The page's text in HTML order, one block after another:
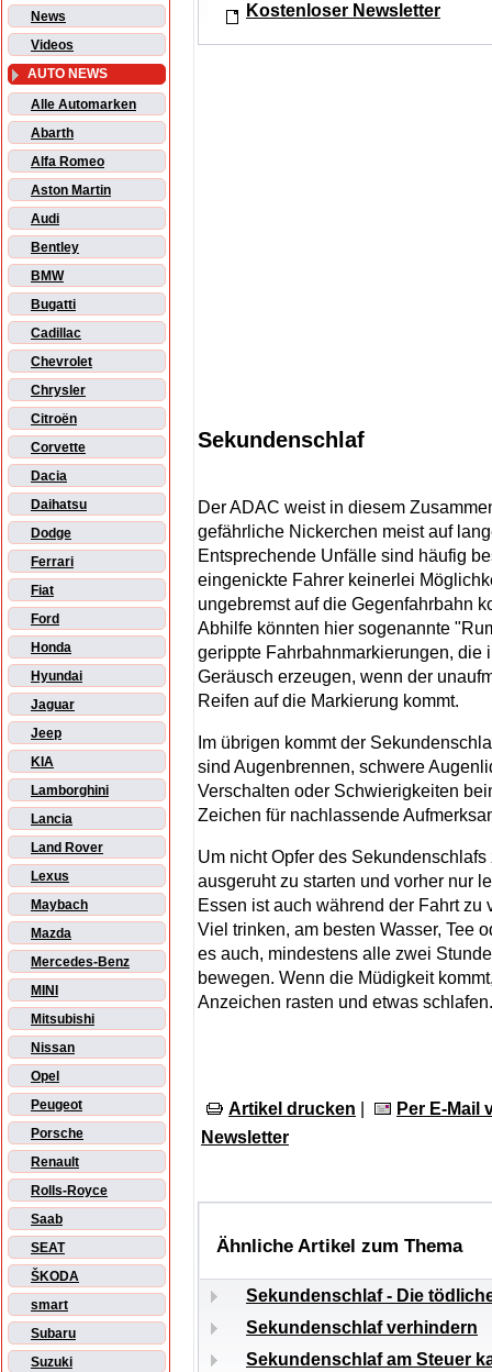
News
Videos
AUTO NEWS
Alle Automarken
Abarth
Alfa Romeo
Aston Martin
Audi
Bentley
BMW
Bugatti
Cadillac
Chevrolet
Chrysler
Citroën
Corvette
Dacia
Daihatsu
Dodge
Ferrari
Fiat
Ford
Honda
Hyundai
Jaguar
Jeep
KIA
Lamborghini
Lancia
Land Rover
Lexus
Maybach
Mazda
Mercedes-Benz
MINI
Mitsubishi
Nissan
Opel
Peugeot
Porsche
Renault
Rolls-Royce
Saab
SEAT
ŠKODA
smart
Subaru
Suzuki
Kostenloser Newsletter
Sekundenschlaf
Der ADAC weist in diesem
gefährliche Nickerchen meist auf
Entsprechende Unfälle sind häufig
eingenickte Fahrer keinerlei
ungebremst auf die Gegenfahrbahn
Abhilfe könnten hier sogenannte
gerippte Fahrbahnmarkierungen,
Geräusch erzeugen, wenn der
Reifen auf die Markierung kommt.
Im übrigen kommt der
sind Augenbrennen, schwere
Verschalten oder Schwierigkeiten
Zeichen für nachlassende
Um nicht Opfer des
ausgeruht zu starten und vorher nur
Essen ist auch während der Fahrt zu
Viel trinken, am besten Wasser, Tee
es auch, mindestens alle zwei
bewegen. Wenn die Müdigkeit
Anzeichen rasten und etwas schlafen.
Artikel drucken
Per E-Mail
Newsletter
Ähnliche Artikel zum Thema
Sekundenschlaf - Die
Sekundenschlaf verhindern
Sekundenschlaf am Steuer